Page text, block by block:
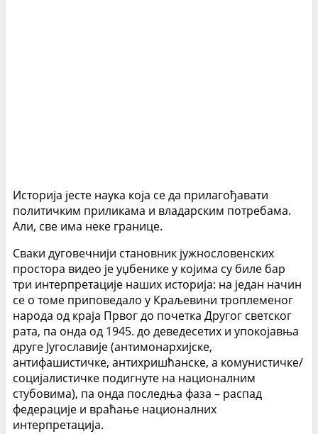
Историја јесте наука која се да прилагођавати
политичким приликама и владарским потребама.
Али, све има неке границе.
Сваки дуговечнији становник јужнословенских
простора видео је уџбенике у којима су биле бар
три интерпретације наших историја: на један начин
се о томе приповедало у Краљевини троплеменог
народа од краја Првог до почетка Другог светског
рата, па онда од 1945. до деведесетих и упокојавња
друге Југославије (антимонархијске,
антифашистичке, антихришћанске, а комунистичке/
социјалистичке подигнуте на националним
стубовима), па онда последња фаза – распад
федерације и враћање националних
интерпретација.